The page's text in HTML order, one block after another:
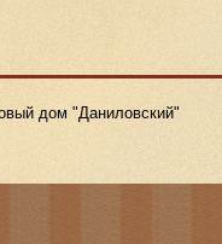
дом "Даниловский"